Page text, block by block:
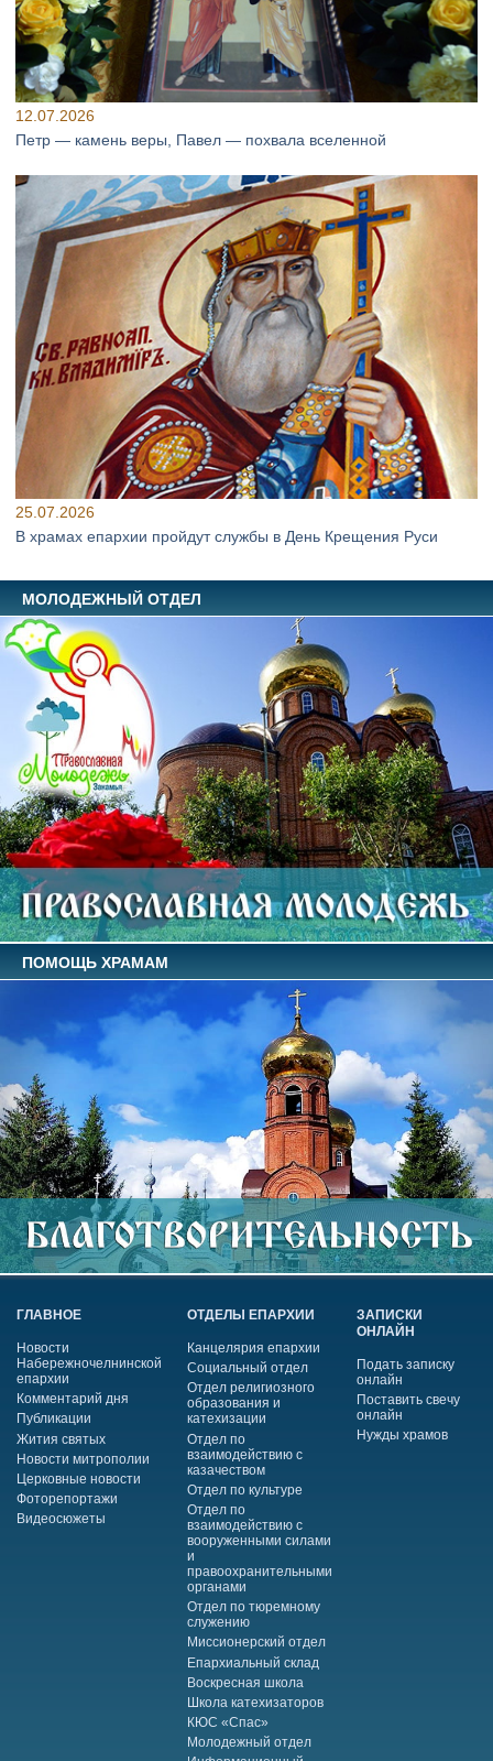
12.07.2026
Петр — камень веры, Павел — похвала вселенной
25.07.2026
В храмах епархии пройдут службы в День Крещения Руси
МОЛОДЕЖНЫЙ ОТДЕЛ
ПОМОЩЬ ХРАМАМ
ГЛАВНОЕ
Новости
Набережночелнинской
епархии
Комментарий дня
Публикации
Жития святых
Новости митрополии
Церковные новости
Фоторепортажи
Видеосюжеты
ОТДЕЛЫ ЕПАРХИИ
Канцелярия епархии
Социальный отдел
Отдел религиозного
образования и
катехизации
Отдел по
взаимодействию с
казачеством
Отдел по культуре
Отдел по
взаимодействию с
вооруженными силами
и
правоохранительными
органами
Отдел по тюремному
служению
Миссионерский отдел
Епархиальный склад
Воскресная школа
Школа катехизаторов
КЮС «Спас»
Молодежный отдел
ЗАПИСКИ
ОНЛАЙН
Подать записку
онлайн
Поставить свечу
онлайн
Нужды храмов